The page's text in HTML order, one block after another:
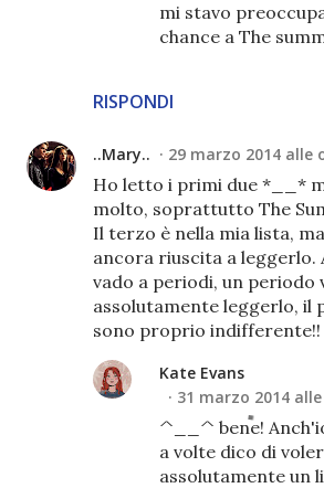
RISPONDI
mi stavo
chance a The
..Mary.. 29 marzo 2014 alle
Ho letto i primi due *__*
molto, soprattutto The
Il terzo è nella mia lista,
ancora riuscita a leggerlo.
vado a periodi, un periodo
assolutamente leggerlo, il
sono proprio indifferente!!
Kate Evans
31 marzo 2014
^__^ bene!
a volte dico di
assolutamente un